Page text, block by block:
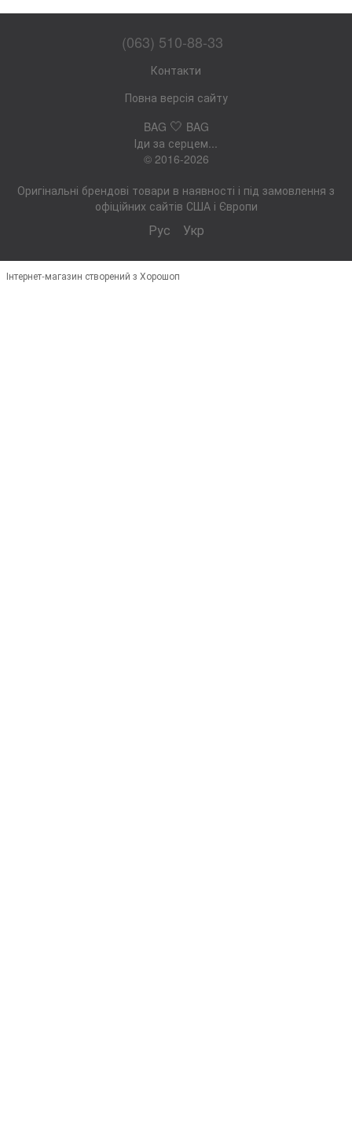
(063) 510-88-33
Контакти
Повна версія сайту
BAG 🤍 BAG
Іди за серцем...
© 2016-2026
Оригінальні брендові товари в наявності і під замовлення з
офіційних сайтів США і Європи
Рус Укр
Інтернет-магазин створений з Хорошоп